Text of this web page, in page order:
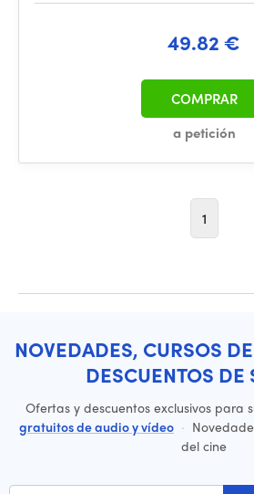
49.82 €
a petición
COMPRAR
1
NOVEDADES, CURSOS
DESCUENTOS DE
Ofertas y descuentos exclusivos para
gratuitos de audio y vídeo ·
del cine